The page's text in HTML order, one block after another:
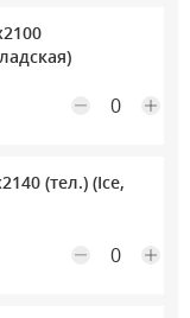
(тел.) (Ice,